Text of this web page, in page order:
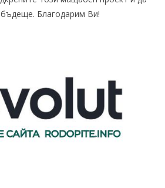
Благодарим Ви!